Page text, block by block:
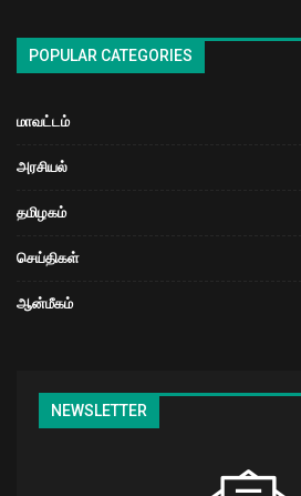
POPULAR CATEGORIES
மாவட்டம்
அரசியல்
தமிழகம்
செய்திகள்
ஆன்மீகம்
NEWSLETTER